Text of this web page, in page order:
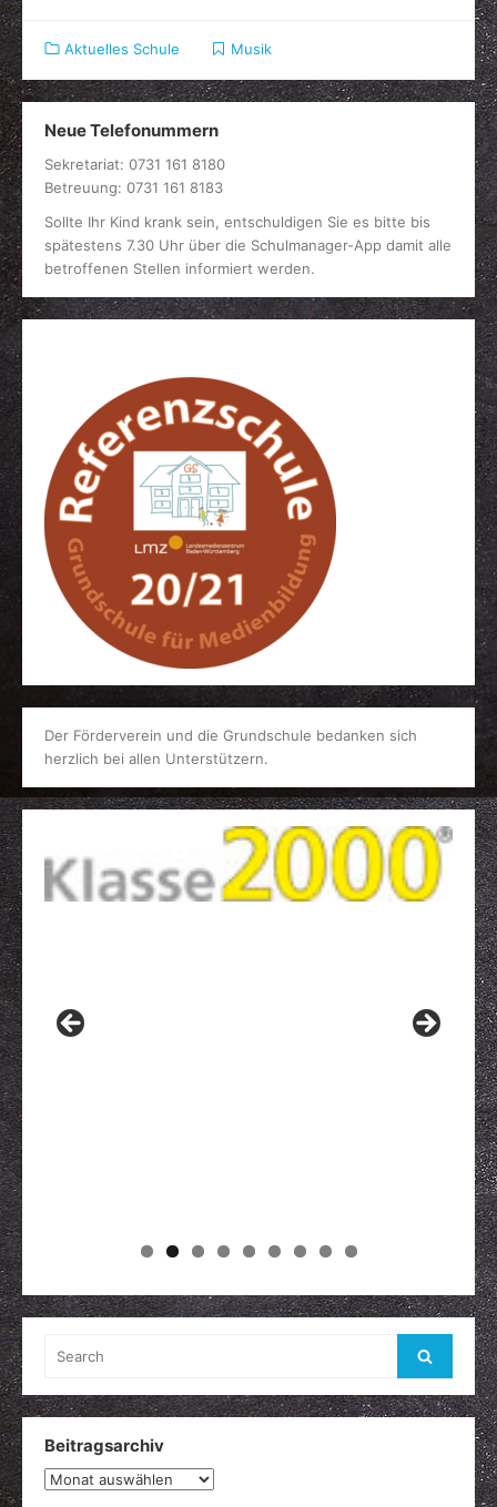
Aktuelles Schule Musik
Neue Telefonummern
Sekretariat: 0731 161 8180
Betreuung: 0731 161 8183
Sollte Ihr Kind krank sein, entschuldigen Sie es bitte bis
spätestens 7.30 Uhr über die Schulmanager-App damit alle
betroffenen Stellen informiert werden.
Der Förderverein und die Grundschule bedanken sich
herzlich bei allen Unterstützern.
for:
Search
Beitragsarchiv
Beitragsarchiv